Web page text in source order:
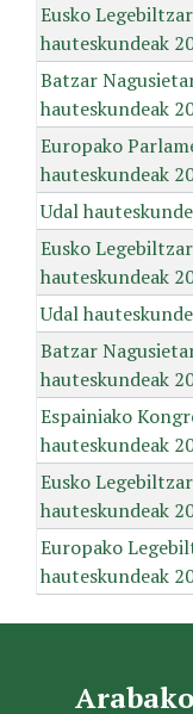
Eusko
hauteskundeak
Batzar
hauteskundeak
Europako
hauteskundeak
Udal
Eusko
hauteskundeak
Udal
Batzar
hauteskundeak
Espainiako
hauteskundeak
Eusko
hauteskundeak
Europako
hauteskundeak